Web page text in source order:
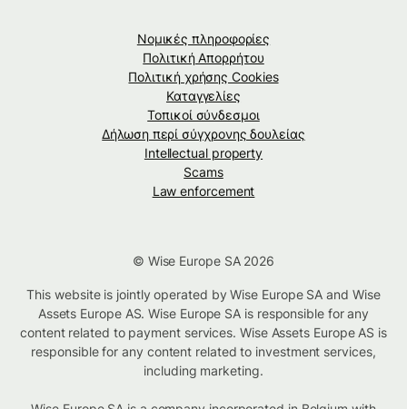
Νομικές πληροφορίες
Πολιτική Απορρήτου
Πολιτική χρήσης Cookies
Καταγγελίες
Τοπικοί σύνδεσμοι
Δήλωση περί σύγχρονης δουλείας
Intellectual property
Scams
Law enforcement
© Wise Europe SA 2026
This website is jointly operated by Wise Europe SA and Wise
Assets Europe AS. Wise Europe SA is responsible for any
content related to payment services. Wise Assets Europe AS is
responsible for any content related to investment services,
including marketing.